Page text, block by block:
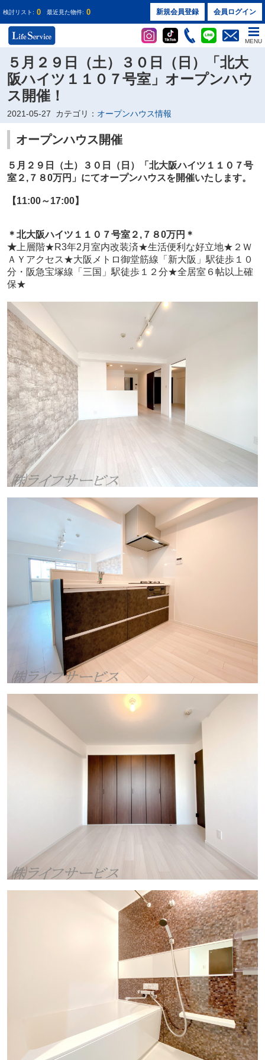
検討リスト: 0 最近見た物件: 0 新規会員登録 会員ログイン
MENU
５月２９日（土）３０日（日）「北大
阪ハイツ１１０７号室」オープンハウ
ス開催！
2021-05-27 カテゴリ： オープンハウス情報
オープンハウス開催
５月２９日（土）３０日（日）
「北大阪ハイツ１１０７号
室２ ,７８0万円 」 にてオープンハウスを開催いたします。
【11:00～17:00】
＊ 北大阪ハイツ１１０７号室２ ,７８0万円 ＊
★上層階★R3年2月室内改装済★生活便利な好立地★２Ｗ
ＡＹアクセス★大阪メトロ御堂筋線「新大阪」駅徒歩１０
分・阪急宝塚線「三国」駅徒歩１２分★全居室６帖以上確
保★